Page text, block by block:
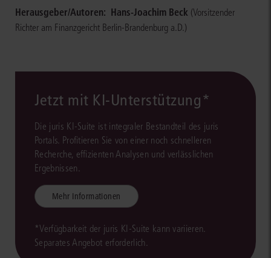
Herausgeber/Autoren: Hans-Joachim Beck (Vorsitzender
Richter am Finanzgericht Berlin-Brandenburg a.D.)
Jetzt mit KI-Unterstützung*
Die juris KI-Suite ist integraler Bestandteil des juris
Portals. Profitieren Sie von einer noch schnelleren
Recherche, effizienten Analysen und verlässlichen
Ergebnissen.
Mehr Informationen
*Verfügbarkeit der juris KI-Suite kann variieren.
Separates Angebot erforderlich.